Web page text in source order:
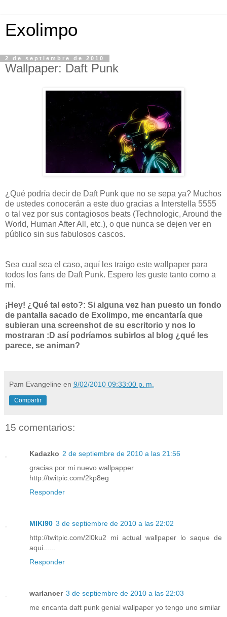
Exolimpo
2 de septiembre de 2010
Wallpaper: Daft Punk
¿Qué podría decir de Daft Punk que no se sepa ya? Muchos
de ustedes conocerán a este duo gracias a Interstella 5555
o tal vez por sus contagiosos beats (Technologic, Around the
World, Human After All, etc.), o que nunca se dejen ver en
público sin sus fabulosos cascos.
Sea cual sea el caso, aquí les traigo este wallpaper para
todos los fans de Daft Punk. Espero les guste tanto como a
mi.
¡Hey! ¿Qué tal esto?: Si alguna vez han puesto un fondo
de pantalla sacado de Exolimpo, me encantaría que
subieran una screenshot de su escritorio y nos lo
mostraran :D así podríamos subirlos al blog ¿qué les
parece, se animan?
Pam Evangeline en 9/02/2010 09:33:00 p. m.
Compartir
15 comentarios:
Kadazko 2 de septiembre de 2010 a las 21:56
gracias por mi nuevo wallpapper
http://twitpic.com/2kp8eg
Responder
MIKI90 3 de septiembre de 2010 a las 22:02
http://twitpic.com/2l0ku2 mi actual wallpaper lo saque de
aqui......
Responder
warlancer 3 de septiembre de 2010 a las 22:03
me encanta daft punk genial wallpaper yo tengo uno similar